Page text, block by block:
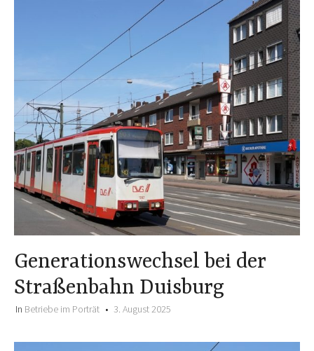
Generationswechsel bei der
Straßenbahn Duisburg
In Betriebe im Porträt 3. August 2025